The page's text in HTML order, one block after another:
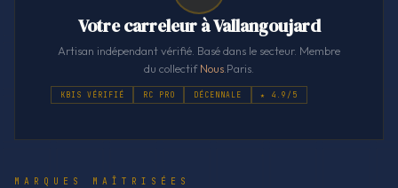
Votre carreleur à Vallangoujard
Artisan indépendant vérifié. Basé dans le secteur. Membre
du collectifNous .Paris.
KBIS VÉRIFIÉ RC PRO DÉCENNALE ★ 4.9/5
MARQUES MAÎTRISÉES